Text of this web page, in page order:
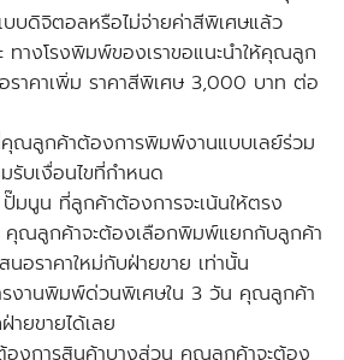
บดิจิตอลหรือไม่จ่ายค่าสีพิเศษแล้ว
ทางโรงพิมพ์ของเราขอแนะนำให้คุณลูก
ราคาเพิ่ม ราคาสีพิเศษ 3,000 บาท ต่อ
ณลูกค้าต้องการพิมพ์งานแบบเลย์ร่วม
บเงื่อนไขที่กำหนด
มนูน ที่ลูกค้าต้องการจะเน้นให้ตรง
ณลูกค้าจะต้องเลือกพิมพ์แยกกับลูกค้า
นอราคาใหม่กับฝ่ายขาย เท่านั้น
งานพิมพ์ด่วนพิเศษใน 3 วัน คุณลูกค้า
ายขายได้เลย
งการสินค้าบางส่วน คุณลูกค้าจะต้อง